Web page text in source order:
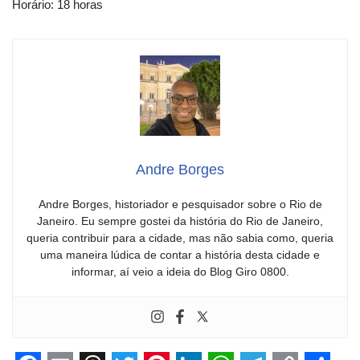
Horário: 18 horas
Andre Borges
Andre Borges, historiador e pesquisador sobre o Rio de
Janeiro. Eu sempre gostei da história do Rio de Janeiro,
queria contribuir para a cidade, mas não sabia como, queria
uma maneira lúdica de contar a história desta cidade e
informar, aí veio a ideia do Blog Giro 0800.